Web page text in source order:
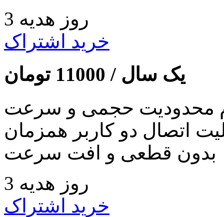
3 روز هدیه
خرید اشتراک
یک سال / 11000 تومان
محدودیت حجمی و سرعت
اتصال دو کاربر همزمان
بدون قطعی و افت سرعت
3 روز هدیه
خرید اشتراک